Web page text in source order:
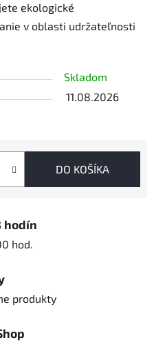
ekologické
v oblasti udržateľnosti
Skladom
11.08.2026
DO KOŠÍKA
hodín
hod.
produkty